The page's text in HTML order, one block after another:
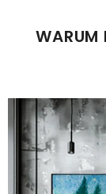
WARUM